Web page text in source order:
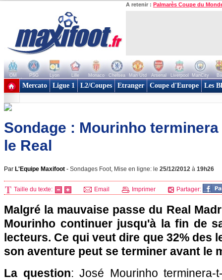
A retenir : Palmarès Coupe du
OM PSG Lyon Lille Monaco Chelsea Man Utd Arsenal Liverpool ManCity
+ de clubs
Mercato Ligue 1 L2/Coupes Etranger Coupe d'Europe Les
Sondage : Mourinho
le Real
Par L'Equipe Maxifoot - Sondages Foot, Mise en ligne: le 25/12/2012 à 19h26
Taille du texte: Email Imprimer Partager:
Malgré la mauvaise passe du Real
Mourinho continuer jusqu'à la fin de
lecteurs. Ce qui veut dire que 32% des
son aventure peut se terminer avant le
La question: José Mourinho